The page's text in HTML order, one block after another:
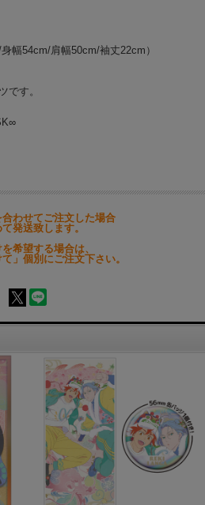
幅54cm/肩幅50cm/袖丈22cm）
です。
わせてご注文した場合
発送致します。
希望する場合は、
」個別にご注文下さい。